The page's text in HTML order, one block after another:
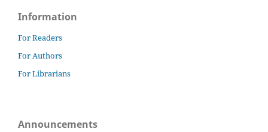
Information
For Readers
For Authors
For Librarians
Announcements